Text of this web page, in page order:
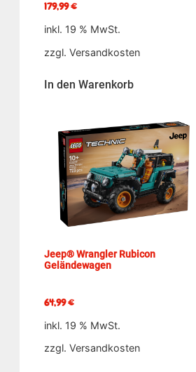
179,99€
inkl. 19 % MwSt.
zzgl. Versandkosten
In den Warenkorb
Jeep® Wrangler Rubicon
Geländewagen
64,99€
inkl. 19 % MwSt.
zzgl. Versandkosten